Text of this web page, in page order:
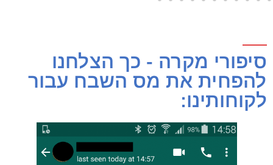
סיפורי מקרה - כך הצלחנו
להפחית את מס השבח עבור
לקוחותינו: